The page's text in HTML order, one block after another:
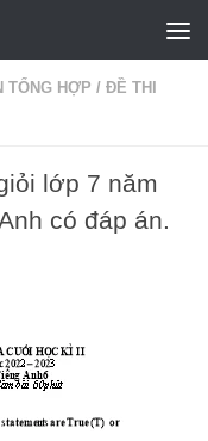
TỔNG HỢP / ĐỀ THI
lớp 7 năm
có đáp án.